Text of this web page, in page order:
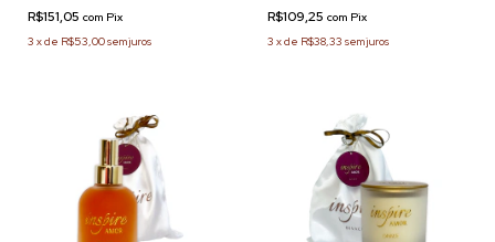
R$151,05 com Pix
3 xde R$53,00sem juros
R$109,25 com Pix
3 xde R$38,33 sem juros